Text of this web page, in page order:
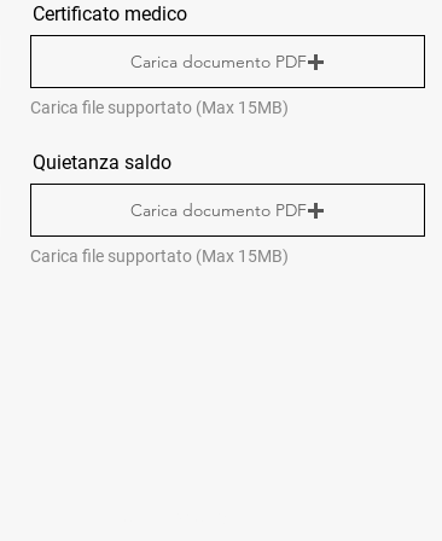
Certificato medico
Carica documento PDF
Carica file supportato (Max 15MB)
Quietanza saldo
Carica documento PDF
Carica file supportato (Max 15MB)